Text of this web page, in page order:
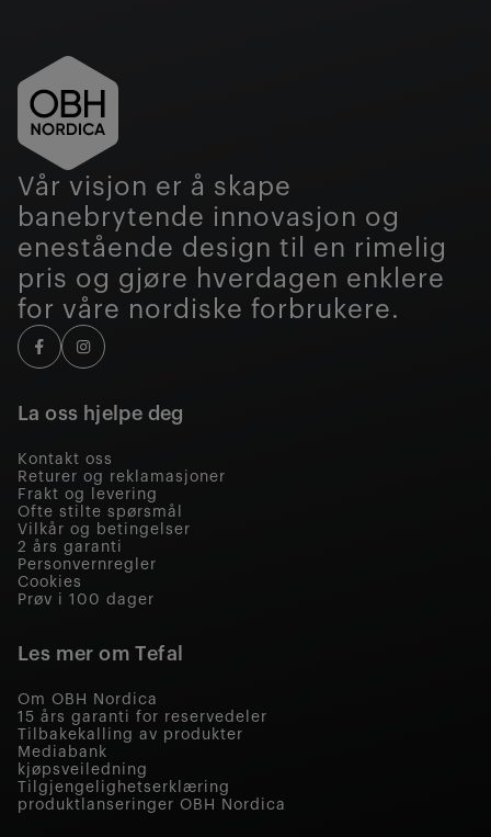
Vår visjon er å skape
banebrytende innovasjon og
enestående design til en rimelig
pris og gjøre hverdagen enklere
for våre nordiske forbrukere.
La oss hjelpe deg
Kontakt oss
Returer og reklamasjoner
Frakt og levering
Ofte stilte spørsmål
Vilkår og betingelser
2 års garanti
Personvernregler
Cookies
Prøv i 100 dager
Les mer om Tefal
Om OBH Nordica
15 års garanti for reservedeler
Tilbakekalling av produkter
Mediabank
kjøpsveiledning
Tilgjengelighetserklæring
produktlanseringer OBH Nordica